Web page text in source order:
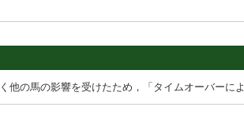
他の馬の影響を受けたため，「タイムオーバーに